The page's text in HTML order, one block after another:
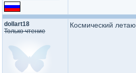
dollart18
Только чтение
Космический